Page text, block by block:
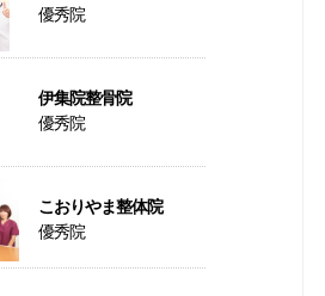
優秀院
伊集院整骨院
優秀院
こおりやま整体院
優秀院